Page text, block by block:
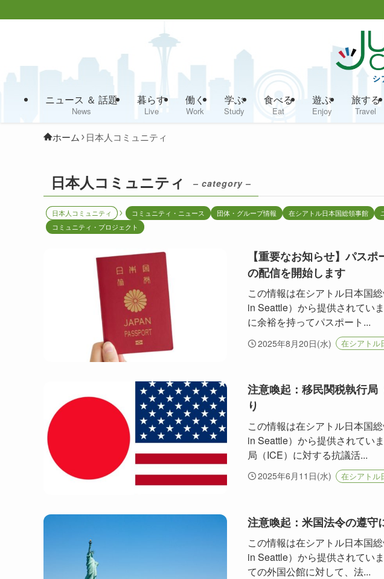
ニュース ＆ 話題
News
暮らす
Live
働く
Work
学ぶ
Study
食べる
Eat
遊ぶ
Enjoy
旅する
Travel
ホーム 日本人コミュニティ
日本人コミュニティ – category –
日本人コミュニティ コミュニティ・ニュース 団体・グループ情報 在シアトル日本国総領事館
コミュニティ・プロジェクト
【重要なお知らせ】パス
の配信を開始します
この情報は在シアトル日本国
in Seattle）から提供されてい
に余裕を持ってパスポート...
2025年8月20日(水) 在シアトル
注意喚起：移民関税執行局
り
この情報は在シアトル日本国
in Seattle）から提供されてい
局（ICE）に対する抗議活...
2025年6月11日(水) 在シアトル
注意喚起：米国法令の遵守
この情報は在シアトル日本国
in Seattle）から提供されてい
ての外国公館に対して、法...